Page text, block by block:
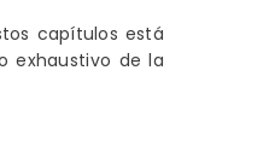
capítulos está
exhaustivo de la